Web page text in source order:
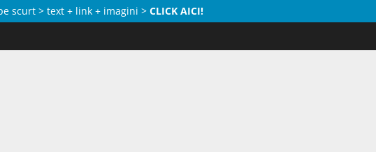
scurt > text + link + imagini > CLICK AICI!